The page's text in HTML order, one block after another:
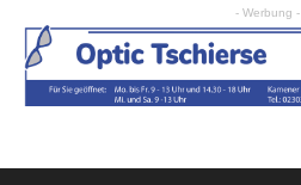
- Werbung -